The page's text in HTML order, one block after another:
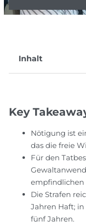
Inhalt
Key
Nötigung ist
das die freie
Für den
empfindlichen
Die Strafen
Jahren Haft;
fünf Jahren.